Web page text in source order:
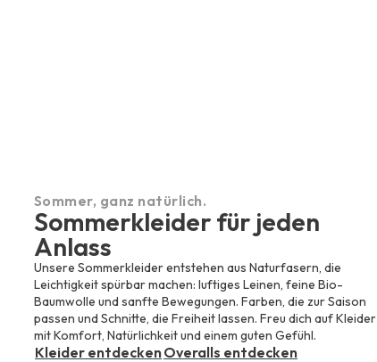
Sommer, ganz natürlich.
Sommerkleider für jeden
Anlass
Unsere Sommerkleider entstehen aus Naturfasern, die
Leichtigkeit spürbar machen: luftiges Leinen, feine Bio-
Baumwolle und sanfte Bewegungen. Farben, die zur Saison
passen und Schnitte, die Freiheit lassen. Freu dich auf Kleider
mit Komfort, Natürlichkeit und einem guten Gefühl.
Kleider entdeckenOveralls entdecken